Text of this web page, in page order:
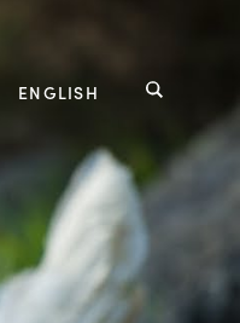
ENGLISH